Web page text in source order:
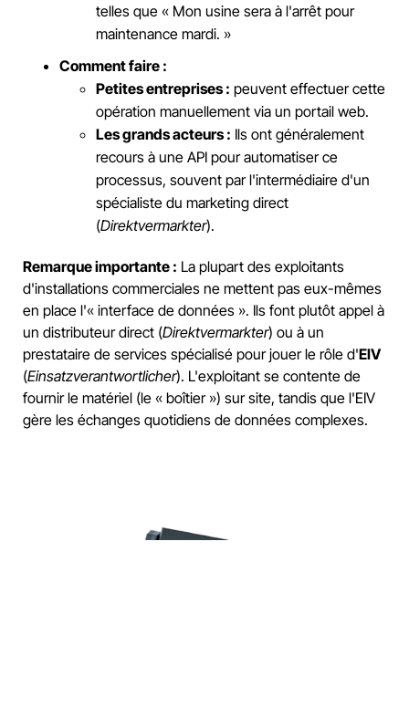
telles que « Mon usine sera à l'arrêt pour
maintenance mardi. »
Comment faire :
Petites entreprises : peuvent effectuer cette
opération manuellement via un portail web.
Les grands acteurs : Ils ont généralement
recours à une API pour automatiser ce
processus, souvent par l'intermédiaire d'un
spécialiste du marketing direct
(Direktvermarkter).
Remarque importante : La plupart des exploitants
d'installations commerciales ne mettent pas eux-mêmes
en place l'« interface de données ». Ils font plutôt appel à
un distributeur direct (Direktvermarkter) ou à un
prestataire de services spécialisé pour jouer le rôle d'EIV
(Einsatzverantwortlicher). L'exploitant se contente de
fournir le matériel (le « boîtier ») sur site, tandis que l'EIV
gère les échanges quotidiens de données complexes.